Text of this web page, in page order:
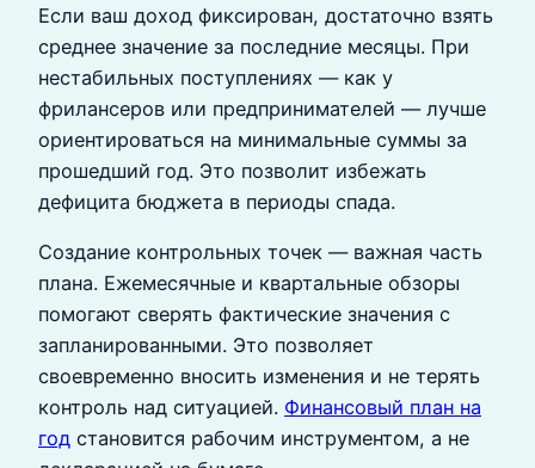
Если ваш доход фиксирован, достаточно взять
среднее значение за последние месяцы. При
нестабильных поступлениях — как у
фрилансеров или предпринимателей — лучше
ориентироваться на минимальные суммы за
прошедший год. Это позволит избежать
дефицита бюджета в периоды спада.
Создание контрольных точек — важная часть
плана. Ежемесячные и квартальные обзоры
помогают сверять фактические значения с
запланированными. Это позволяет
своевременно вносить изменения и не терять
контроль над ситуацией. Финансовый план на
год становится рабочим инструментом, а не